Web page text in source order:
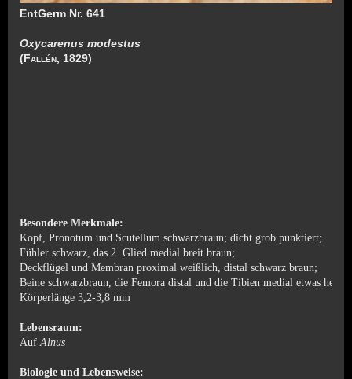
EntGerm Nr. 641
Oxycarenus modestus
(Fallén, 1829)
Besondere Merkmale:
Kopf, Pronotum und Scutellum schwarzbraun; dicht grob punktiert;
Fühler schwarz, das 2. Glied medial breit braun;
Deckflügel und Membran proximal weißlich, distal schwarz braun;
Beine schwarzbraun, die Femora distal und die Tibien medial etwas heller;
Körperlänge 3,2-3,8 mm
Lebensraum:
Auf Alnus
Biologie und Lebensweise: